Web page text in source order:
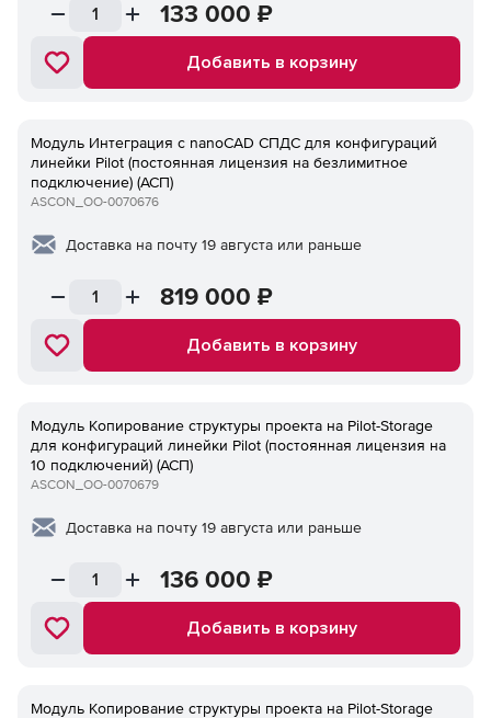
133 000 ₽
Добавить в корзину
Модуль Интеграция с nanoCAD СПДС для конфигураций
линейки Pilot (постоянная лицензия на безлимитное
подключение) (АСП)
ASCON_ОО-0070676
Доставка на почту 19 августа или раньше
819 000 ₽
Добавить в корзину
Модуль Копирование структуры проекта на Pilot-Storage
для конфигураций линейки Pilot (постоянная лицензия на
10 подключений) (АСП)
ASCON_ОО-0070679
Доставка на почту 19 августа или раньше
136 000 ₽
Добавить в корзину
Модуль Копирование структуры проекта на Pilot-Storage